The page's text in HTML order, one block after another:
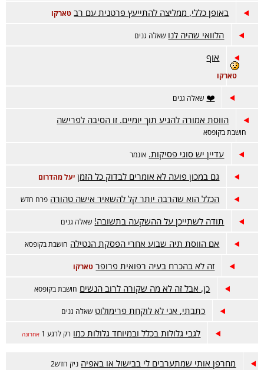
באופן כללי, ממליצה להתייעץ פרטנית עם רב טארקו
הלוואי שהיה לנו שאלה גנים
אוף
טארקו
❤️ שאלה גנים
הווסת אמורה להגיע תוך יומיים. זו הסיבה לפרישה
חושבת בקופסא
עדיין יש סוגי פסיקות. אונמר
גם במכון פועה לא אומרים לבדוק כל הזמן יעל מהדרום
הכלל הוא שהרבה יותר קל להשאיר אישה טהורה פרח חדש
תודה לשתייכן על ההשקעה בתשובה! שאלה גנים
אם הווסת תיה שבוע אחרי הפסקת הנטילה חושבת בקופסא
זה לא בהכרח בעיה רפואית פרופר טארקו
כן, אבל זה לא מה שקורה לרוב הנשים חושבת בקופסא
כתבתי, אני לא לוקחת פרימולוט שאלה גנים
לגבי גלולות בכלל ובמיוחד גלולות כמו רק לרגע 1 אחרונה
מחרפן אותי שמתערבים לי בבישול או באפיה ניק חדש2